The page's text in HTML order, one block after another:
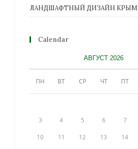
ЛАНДШАФТНЫЙ ДИЗАЙН КРЫМ
Calendar
АВГУСТ 2026
ПН ВТ СР ЧТ ПТ
3 4 5 6 7
10 11 12 13 14